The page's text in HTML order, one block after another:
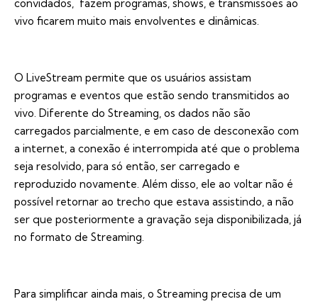
convidados, fazem programas, shows, e transmissões ao
vivo ficarem muito mais envolventes e dinâmicas.
O LiveStream permite que os usuários assistam
programas e eventos que estão sendo transmitidos ao
vivo. Diferente do Streaming, os dados não são
carregados parcialmente, e em caso de desconexão com
a internet, a conexão é interrompida até que o problema
seja resolvido, para só então, ser carregado e
reproduzido novamente. Além disso, ele ao voltar não é
possível retornar ao trecho que estava assistindo, a não
ser que posteriormente a gravação seja disponibilizada, já
no formato de Streaming.
Para simplificar ainda mais, o Streaming precisa de um